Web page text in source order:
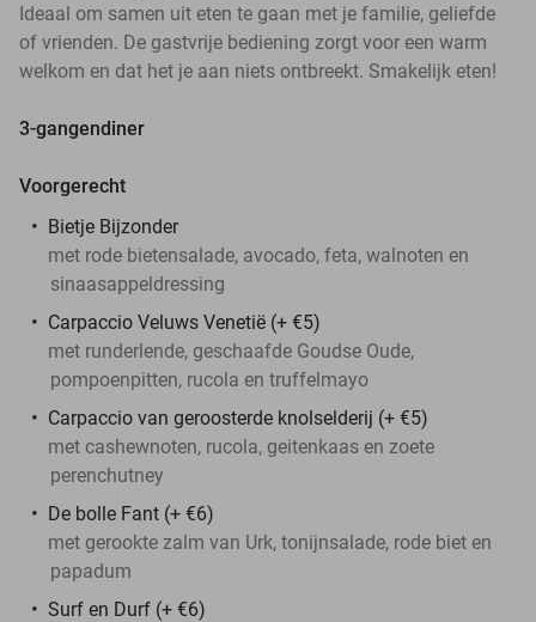
Ideaal om samen uit eten te gaan met je familie, geliefde
of vrienden. De gastvrije bediening zorgt voor een warm
welkom en dat het je aan niets ontbreekt. Smakelijk eten!
3-gangendiner
Voorgerecht
Bietje Bijzonder
met rode bietensalade, avocado, feta, walnoten en
sinaasappeldressing
Carpaccio Veluws Venetië (+ €5)
met runderlende, geschaafde Goudse Oude,
pompoenpitten, rucola en truffelmayo
Carpaccio van geroosterde knolselderij (+ €5)
met cashewnoten, rucola, geitenkaas en zoete
perenchutney
De bolle Fant (+ €6)
met gerookte zalm van Urk, tonijnsalade, rode biet en
papadum
Surf en Durf (+ €6)